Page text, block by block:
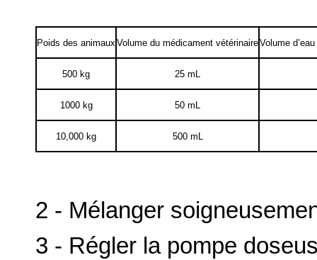
Poids des animaux Volume du médicament vétérinaireVolume
500 kg 25 mL
1000 kg 50 mL
10,000 kg 500 mL
2 - Mélanger
3 - Régler la pompe